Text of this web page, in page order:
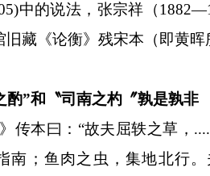
中的说法，张宗祥（1882—
旧藏《论衡》残宋本（即黄
酌”和〝司南之杓〞孰是孰非
》传本曰：“故夫屈轶之草，
南；鱼肉之虫，集地北行